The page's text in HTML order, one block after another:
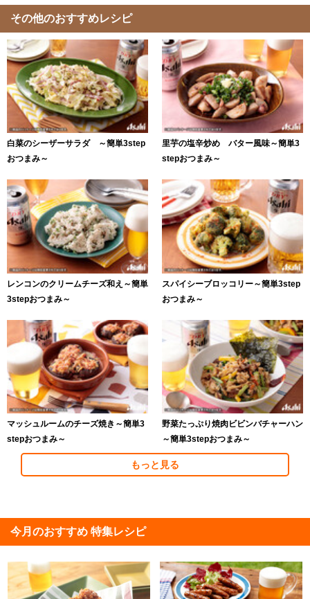
その他のおすすめレシピ
白菜のシーザーサラダ ～簡単3step
おつまみ～
里芋の塩辛炒め バター風味～簡単3
stepおつまみ～
レンコンのクリームチーズ和え～簡単
3stepおつまみ～
スパイシーブロッコリー～簡単3step
おつまみ～
マッシュルームのチーズ焼き～簡単3
stepおつまみ～
野菜たっぷり焼肉ビビンバチャーハン
～簡単3stepおつまみ～
もっと見る
今月のおすすめ 特集レシピ